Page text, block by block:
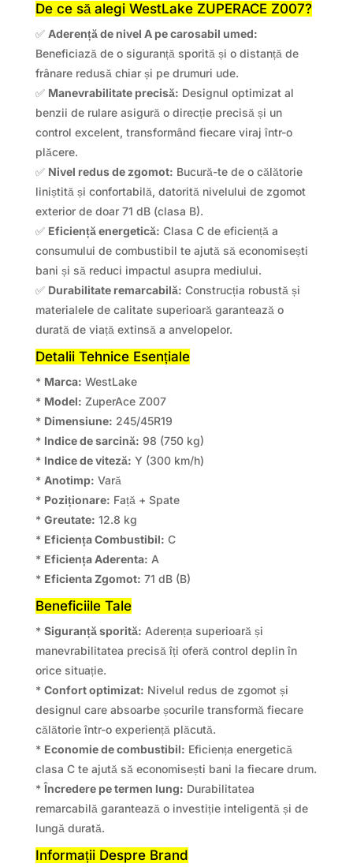
De ce să alegi WestLake ZUPERACE Z007?
✅ Aderență de nivel A pe carosabil umed:
Beneficiază de o siguranță sporită și o distanță de
frânare redusă chiar și pe drumuri ude.
✅ Manevrabilitate precisă: Designul optimizat al
benzii de rulare asigură o direcție precisă și un
control excelent, transformând fiecare viraj într-o
plăcere.
✅ Nivel redus de zgomot: Bucură-te de o călătorie
liniștită și confortabilă, datorită nivelului de zgomot
exterior de doar 71 dB (clasa B).
✅ Eficiență energetică: Clasa C de eficiență a
consumului de combustibil te ajută să economisești
bani și să reduci impactul asupra mediului.
✅ Durabilitate remarcabilă: Construcția robustă și
materialele de calitate superioară garantează o
durată de viață extinsă a anvelopelor.
Detalii Tehnice Esențiale
* Marca: WestLake
* Model: ZuperAce Z007
* Dimensiune: 245/45R19
* Indice de sarcină: 98 (750 kg)
* Indice de viteză: Y (300 km/h)
* Anotimp: Vară
* Poziționare: Față + Spate
* Greutate: 12.8 kg
* Eficiența Combustibil: C
* Eficiența Aderenta: A
* Eficienta Zgomot: 71 dB (B)
Beneficiile Tale
* Siguranță sporită: Aderența superioară și
manevrabilitatea precisă îți oferă control deplin în
orice situație.
* Confort optimizat: Nivelul redus de zgomot și
designul care absoarbe șocurile transformă fiecare
călătorie într-o experiență plăcută.
* Economie de combustibil: Eficiența energetică
clasa C te ajută să economisești bani la fiecare drum.
*Încredere pe termen lung: Durabilitatea
remarcabilă garantează o investiție inteligentă și de
lungă durată.
Informații Despre Brand